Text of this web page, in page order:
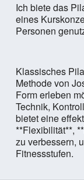
Ich biete das
eines
Personen
Klassisches
Methode von
Form erleben
Technik,
bietet eine
**Flexibilität**,
zu verbessern,
Fitnessstufen.